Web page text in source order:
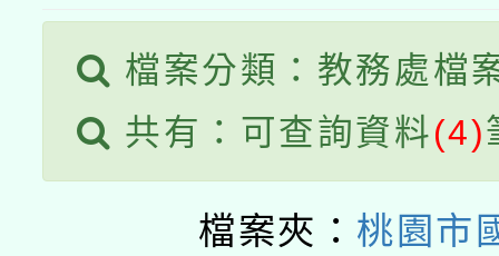
檔案分類：教務處檔
共有：可查詢資料(4)
檔案夾： 桃園市